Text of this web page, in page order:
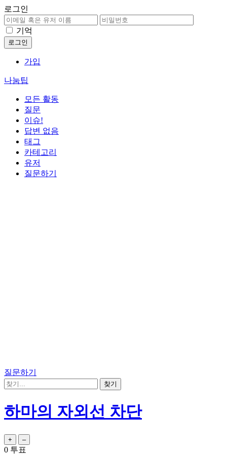
로그인
기억
가입
나눔팁
모든 활동
질문
이슈!
답변 없음
태그
카테고리
유저
질문하기
질문하기
하마의 자외선 차단
0 투표